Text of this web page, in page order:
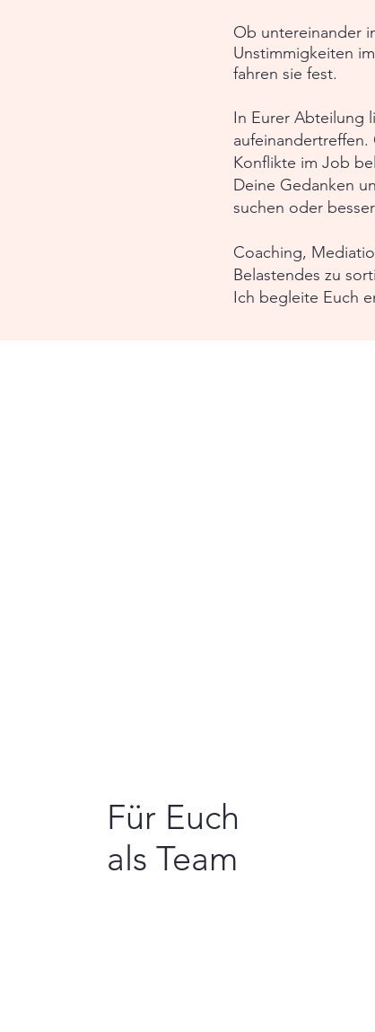
Ob untereinander
Unstimmigkeiten
fahren sie fest.
In Eurer Abteilung
Konflikte im Job
Deine Gedanken
suchen oder
Coaching,
Belastendes zu
Ich begleite Euch
Für Euch
als Team